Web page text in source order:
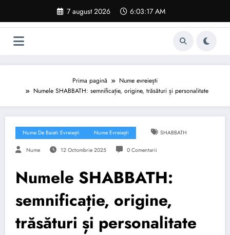
conținut
7 august 2026 6:03:18 AM
Prima pagină
Nume evreiești
Numele SHABBATH: semnificație, origine, trăsături și personalitate
Nume De Baieti Evreiești Nume Evreiești SHABBATH
Nume 12 Octombrie 2025 0 Comentarii
Numele SHABBATH:
semnificație, origine,
trăsături și personalitate